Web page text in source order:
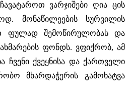
ვარჯიშები ღია ცის
მონაწილეების სურვილის
ფულად შემოწირულობას და
ფონდს. ვფიქრობ, ამ
ჩვენი ქვეყნისა და ქართველი
მხარდაჭერის გამოხატვა